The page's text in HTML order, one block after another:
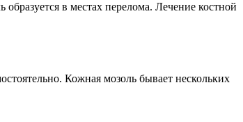
в местах перелома. Лечение костной
Кожная мозоль бывает нескольких